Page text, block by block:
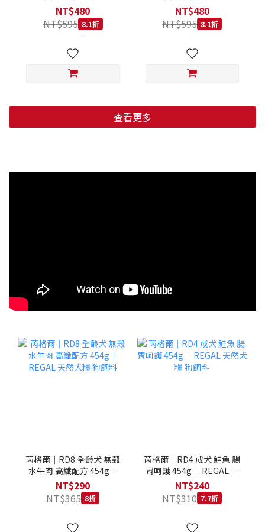
低穀鱈魚甜橙 小顆粒 800G
NT$480
NT$595 8.1折
羊肉藍莓 小顆粒 800G
NT$480
NT$595 8.1折
查看更多
芮格爾｜RD8 全齡犬 無榖
水牛肉 高纖配方 454g｜
REGAL 天然犬糧 狗飼料
NT$290
NT$365 8折
芮格爾｜RD4 成犬 鮭魚 腸
胃呵護 454g｜ REGAL 天
然犬糧 狗飼料
NT$240
NT$310 7.7折